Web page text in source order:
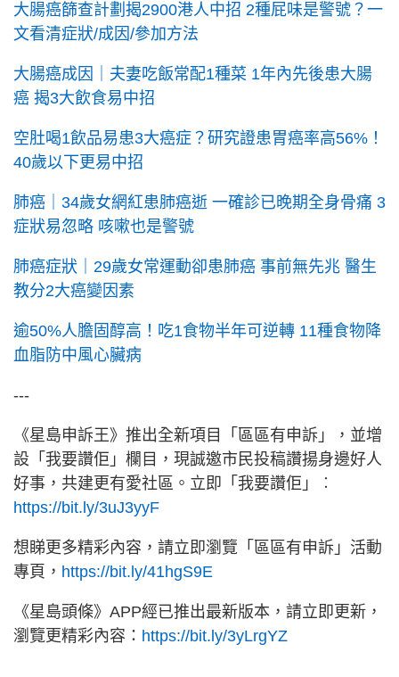
大腸癌篩查計劃揭2900港人中招 2種屁味是警號？一
文看清症狀/成因/參加方法
大腸癌成因｜夫妻吃飯常配1種菜 1年內先後患大腸
癌 揭3大飲食易中招
空肚喝1飲品易患3大癌症？研究證患胃癌率高56%！
40歲以下更易中招
肺癌｜34歲女網紅患肺癌逝 一確診已晚期全身骨痛 3
症狀易忽略 咳嗽也是警號
肺癌症狀｜29歲女常運動卻患肺癌 事前無先兆 醫生
教分2大癌變因素
逾50%人膽固醇高！吃1食物半年可逆轉 11種食物降
血脂防中風心臟病
---
《星島申訴王》推出全新項目「區區有申訴」，並增
設「我要讚佢」欄目，現誠邀市民投稿讚揚身邊好人
好事，共建更有愛社區。立即「我要讚佢」︰
https://bit.ly/3uJ3yyF
想睇更多精彩內容，請立即瀏覽「區區有申訴」活動
專頁， https://bit.ly/41hgS9E
《星島頭條》APP經已推出最新版本，請立即更新，
瀏覽更精彩內容： https://bit.ly/3yLrgYZ